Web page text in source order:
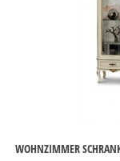
WOHNZIMMER